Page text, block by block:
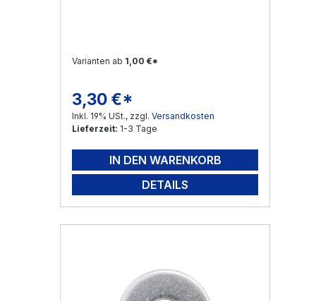
Varianten ab 1,00 €*
Regulärer Preis:
3,30 €*
Inkl. 19% USt., zzgl. Versandkosten
Lieferzeit: 1-3 Tage
IN DEN WARENKORB
DETAILS